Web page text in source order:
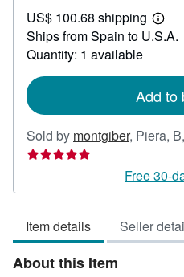
71.44
US$ 100.68 shipping
Learn
more
Ships from Spain to U.S.A.
Quantity: 1 available
Add to
Sold by montgiber, Piera,
Free 30-
Item details Seller
About this Item